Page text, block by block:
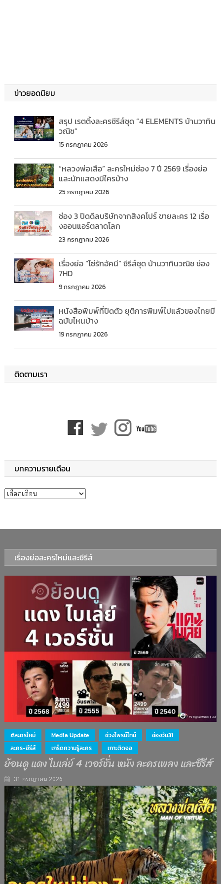
ข่าวยอดนิยม
สรุป เรตติ้งละครซีรีส์ชุด “4 ELEMENTS บ้านวาทิน
วณิช”
15 กรกฎาคม 2026
“หลวงพ่อเสือ” ละครใหม่ช่อง 7 ปี 2569 เรื่องย่อ
และนักแสดงมีใครบ้าง
25 กรกฎาคม 2026
ช่อง 3 ปิดดีลบริษัทจากสิงคโปร์ ขายละคร 12 เรื่อ
งออนแอร์ตลาดโลก
23 กรกฎาคม 2026
เรื่องย่อ “โซ่รักอัคนี” ซีรีส์ชุด บ้านวาทินวณิช ช่อง
7HD
9 กรกฎาคม 2026
หนังสือพิมพ์ที่ปิดตัว ยุติการพิมพ์ไปแล้วของไทยมี
ฉบับไหนบ้าง
19 กรกฎาคม 2026
ติดตามเรา
บทความรายเดือน
บทความรายเดือน
เรื่องย่อละครใหม่และซีรีส์
#ละครใหม่ Media Update ช่วงไพรม์ไทม์
ช่องวัน31
ละคร-ซีรีส์
เกร็ดความรู้ละคร เกาะติดจอ
ย้อนดู แดง ไบเล่ย์ 4 เวอร์ชั่น หนัง ละครเพลง และซีรีส์
31 กรกฎาคม 2026